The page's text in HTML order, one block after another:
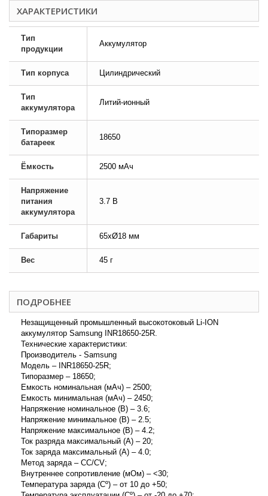
ХАРАКТЕРИСТИКИ
Тип
продукции
Аккумулятор
Тип корпуса Цилиндрический
Тип
аккумулятора
Литий-ионный
Типоразмер
батареек
18650
Ёмкость 2500 мАч
Напряжение
питания
аккумулятора
3.7 В
Габариты 65хØ18 мм
Вес 45 г
ПОДРОБНЕЕ
Незащищенный промышленный высокотоковый Li-ION
аккумулятор Samsung INR18650-25R.
Технические характеристики:
Производитель - Samsung
Модель – INR18650-25R;
Типоразмер – 18650;
Емкость номинальная (мАч) – 2500;
Емкость минимальная (мАч) – 2450;
Напряжение номинальное (В) – 3.6;
Напряжение минимальное (В) – 2.5;
Напряжение максимальное (В) – 4.2;
Ток разряда максимальный (А) – 20;
Ток заряда максимальный (А) – 4.0;
Метод заряда – CC/CV;
Внутреннее сопротивление (мОм) – <30;
Температура заряда (Cº) – от 10 до +50;